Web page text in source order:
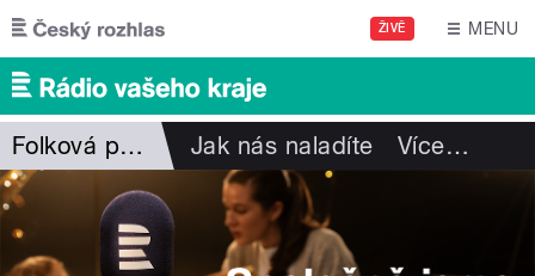
Přejít k hlavnímu obsahu
ŽIVĚ MENU
Folková pohlazení Jak nás naladíte Více…